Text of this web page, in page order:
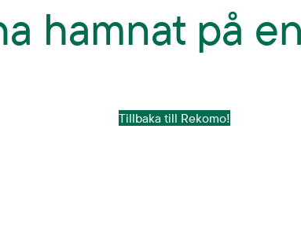
hamnat på
Tillbaka till Rekomo!